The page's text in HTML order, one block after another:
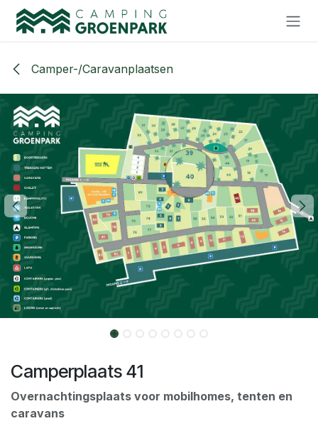
Overslaan naar inhoud
Camper-/Caravanplaatsen
Camperplaats 41
Overnachtingsplaats voor mobilhomes, tenten en
caravans